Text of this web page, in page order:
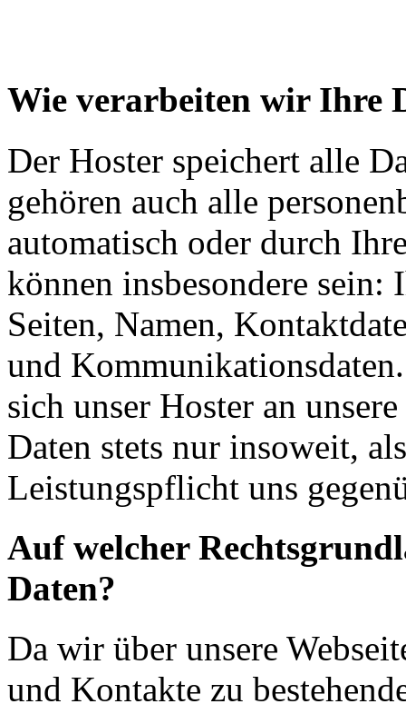
Wie verarbeiten wir Ihre
Der Hoster speichert alle
gehören auch alle
automatisch oder durch
können insbesondere sein:
Seiten, Namen,
und
sich unser Hoster an
Daten stets nur insoweit,
Leistungspflicht uns
Auf welcher
Daten?
Da wir über unsere
und Kontakte zu